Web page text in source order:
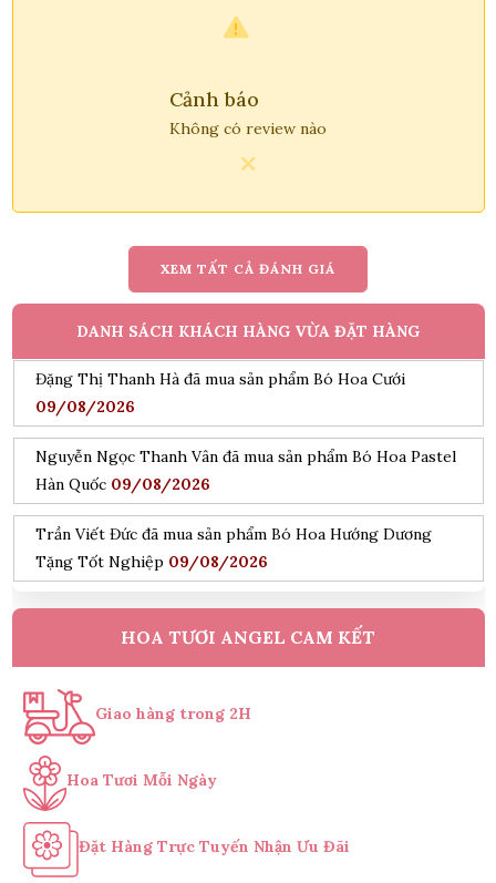
Cảnh báo
Không có review nào
XEM TẤT CẢ ĐÁNH GIÁ
DANH SÁCH KHÁCH HÀNG VỪA ĐẶT HÀNG
09/08/2026
Mang Ngọc Tuyền đã mua sản phẩm Bó Hoa Cưới
Đặng Thị Thanh Hà đã mua sản phẩm Bó Hoa Cưới
09/08/2026
Nguyễn Ngọc Thanh Vân đã mua sản phẩm Bó Hoa Pastel
Hàn Quốc09/08/2026
Trần Viết Đức đã mua sản phẩm Bó Hoa Hướng Dương
Tặng Tốt Nghiệp 09/08/2026
Đỗ Hoàng Nam đã mua sản phẩm Kệ Hoa Khai Trương
Tone Hồng09/08/2026
Nguyễn Minh Hiếu đã mua sản phẩm Kệ Hoa Tang Lễ Cao
09/08/2026
Trần Phước Hưng đã mua sản phẩm chậu lan hồ điệp vàng
9 cành09/08/2026
Nguyễn Thanh Bình đã mua sản phẩm Bó hoa dâu tây kết
hợp Cherry
Bùi Đức Trung đã mua sản phẩm Lẵng hoa sen đá
HOA TƯƠI ANGEL CAM KẾT
Giao hàng trong 2H
Hoa Tươi Mỗi Ngày
Đặt Hàng Trực Tuyến Nhận Ưu Đãi